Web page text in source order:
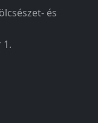
és
1.